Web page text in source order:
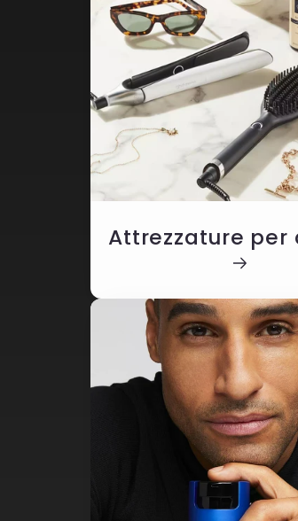
Attrezzature per